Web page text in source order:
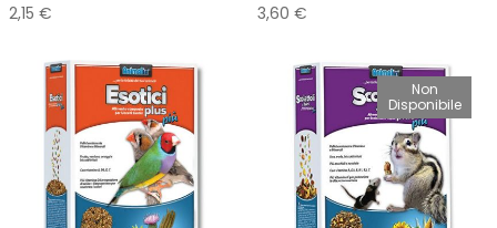
2,15 € 3,60 €
Non
Disponibile